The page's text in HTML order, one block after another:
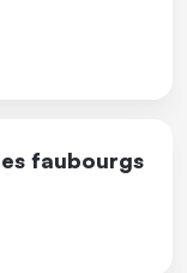
faubourgs